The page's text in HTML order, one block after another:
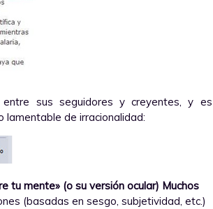
sus seguidores y creyentes, y es
lamentable de irracionalidad:
tu mente» (o su versión ocular) Muchos
(basadas en sesgo, subjetividad, etc.)